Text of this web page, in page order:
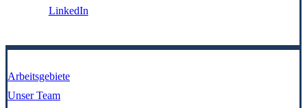
LinkedIn
Arbeitsgebiete
Unser Team